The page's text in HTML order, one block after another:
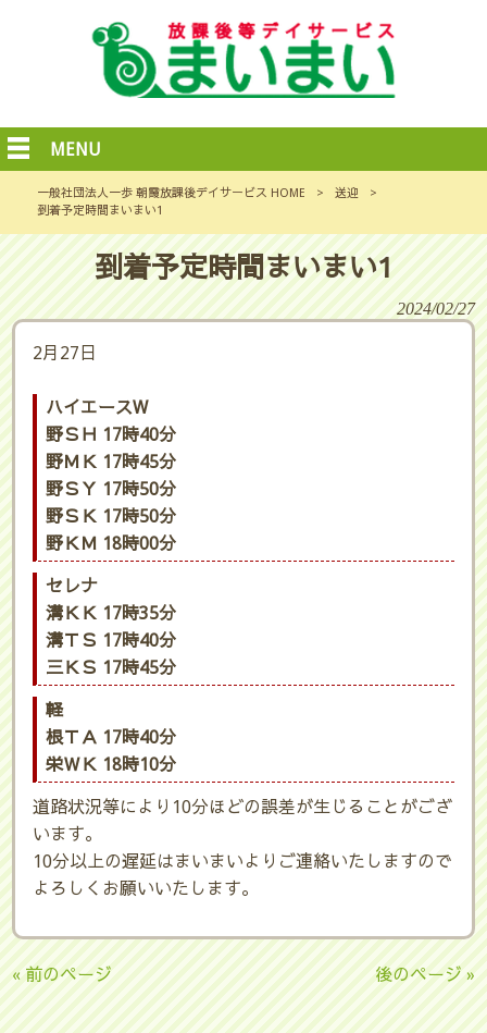
MENU
一般社団法人一歩 朝霞放課後デイサービス HOME > 送迎
>
到着予定時間まいまい1
到着予定時間まいまい1
2024/02/27
2月27日
ハイエースW
野ＳＨ 17時40分
野ＭＫ 17時45分
野ＳＹ 17時50分
野ＳＫ 17時50分
野ＫＭ 18時00分
セレナ
溝ＫＫ 17時35分
溝ＴＳ 17時40分
三ＫＳ 17時45分
軽
根ＴＡ 17時40分
栄ＷＫ 18時10分
道路状況等により10分ほどの誤差が生じることがござ
います。
10分以上の遅延はまいまいよりご連絡いたしますので
よろしくお願いいたします。
« 前のページ 後のページ »